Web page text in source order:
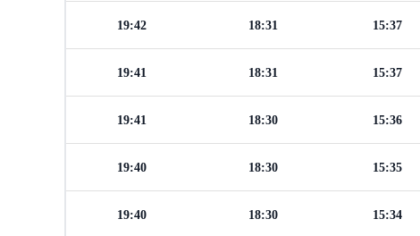
15:37
18:31
19:42
15:37
18:31
19:41
15:36
18:30
19:41
15:35
18:30
19:40
15:34
18:30
19:40